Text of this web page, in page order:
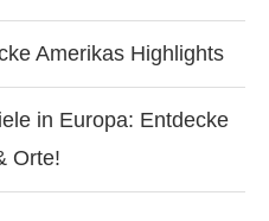
Amerikas Highlights
in Europa: Entdecke
Orte!